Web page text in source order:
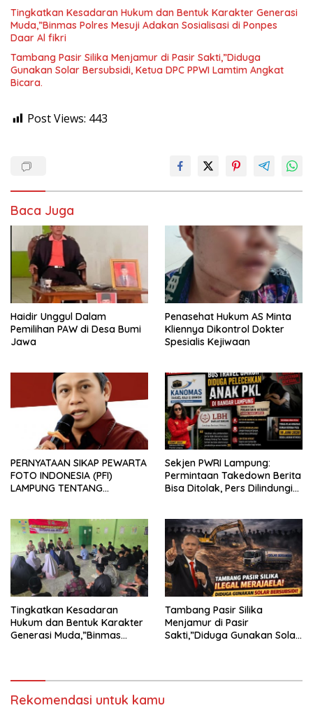
Tingkatkan Kesadaran Hukum dan Bentuk Karakter Generasi
Muda,”Binmas Polres Mesuji Adakan Sosialisasi di Ponpes
Daar Al fikri
Tambang Pasir Silika Menjamur di Pasir Sakti,”Diduga
Gunakan Solar Bersubsidi, Ketua DPC PPWI Lamtim Angkat
Bicara.
Post Views: 443
Baca Juga
Haidir Unggul Dalam
Pemilihan PAW di Desa Bumi
Jawa
Penasehat Hukum AS Minta
Kliennya Dikontrol Dokter
Spesialis Kejiwaan
PERNYATAAN SIKAP PEWARTA
FOTO INDONESIA (PFI)
LAMPUNG TENTANG
TERHADAP JURNALIS DI
PENGADILAN NEGERI
TANJUNG KARANG.
Sekjen PWRI Lampung:
Permintaan Takedown Berita
Bisa Ditolak, Pers Dilindungi
Tingkatkan Kesadaran
Hukum dan Bentuk Karakter
Generasi Muda,”Binmas
Tambang Pasir Silika
Menjamur di Pasir
Sakti,”Diduga Gunakan Solar
Rekomendasi untuk kamu